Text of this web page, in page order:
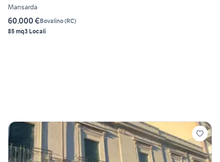
Mansarda
60.000 €Bovalino(RC)
85 mq3 Locali